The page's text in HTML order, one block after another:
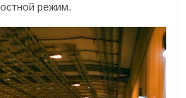
режим.